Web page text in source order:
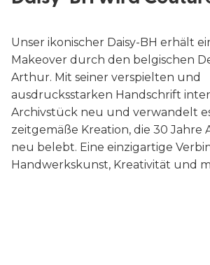
Unser ikonischer Daisy-BH erhält
Makeover durch den belgischen
Arthur. Mit seiner verspielten und
ausdrucksstarken Handschrift
Archivstück neu und verwandelt
zeitgemäße Kreation, die 30 Jahre
neu belebt. Eine einzigartige
Handwerkskunst, Kreativität und